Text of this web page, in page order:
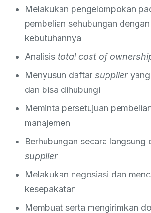
Melakukan pengelompokan
pembelian sehubungan
kebutuhannya
Analisis total cost of
Menyusun daftar supplier
dan bisa dihubungi
Meminta persetujuan
manajemen
Berhubungan secara langsung
supplier
Melakukan negosiasi dan
kesepakatan
Membuat serta mengirimkan